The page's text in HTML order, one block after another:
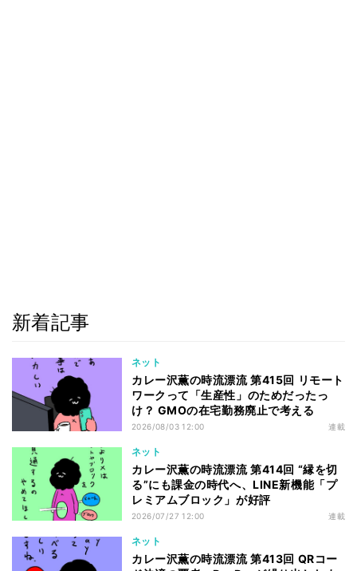
新着記事
ネット
カレー沢薫の時流漂流 第415回 リモート
ワークって「生産性」のためだったっ
け？ GMOの在宅勤務廃止で考える
2026/08/03 12:00 連載
ネット
カレー沢薫の時流漂流 第414回 “縁を切
る”にも課金の時代へ、LINE新機能「プ
レミアムブロック」が好評
2026/07/27 12:00 連載
ネット
カレー沢薫の時流漂流 第413回 QRコー